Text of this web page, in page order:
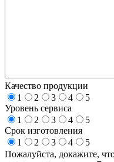
Качество продукции
1
2 3 4
5
Уровень сервиса
1
2 3 4
5
Срок изготовления
1
2 3 4
5
Пожалуйста, докажите,